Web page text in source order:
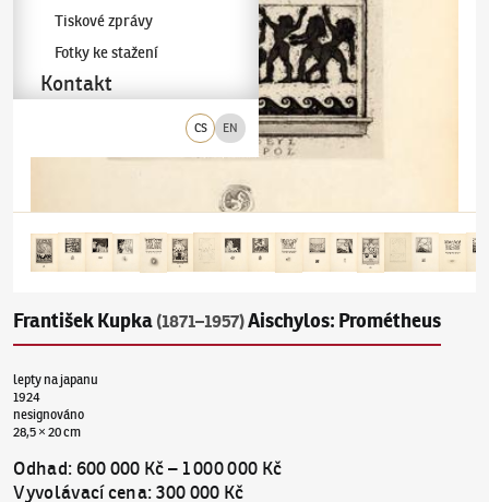
CS EN
Tiskové zprávy
Fotky ke stažení
Kontakt
František Kupka (1871–1957)Aischylos: Prométheus
lepty na japanu
1924
nesignováno
28,5 × 20 cm
Odhad:600 000 Kč– 1 000 000 Kč
Vyvolávací cena:300 000 Kč